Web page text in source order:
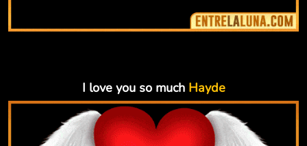
I love you so much Hayde